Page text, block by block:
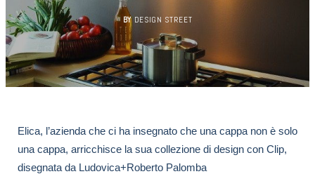
BY DESIGN STREET
Elica, l’azienda che ci ha insegnato che una cappa non è solo
una cappa, arricchisce la sua collezione di design con Clip,
disegnata da Ludovica+Roberto Palomba